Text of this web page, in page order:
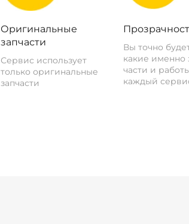
Оригинальные
запчасти
Сервис использует
только оригинальные
запчасти
Вы точно
какие именно
части и
каждый